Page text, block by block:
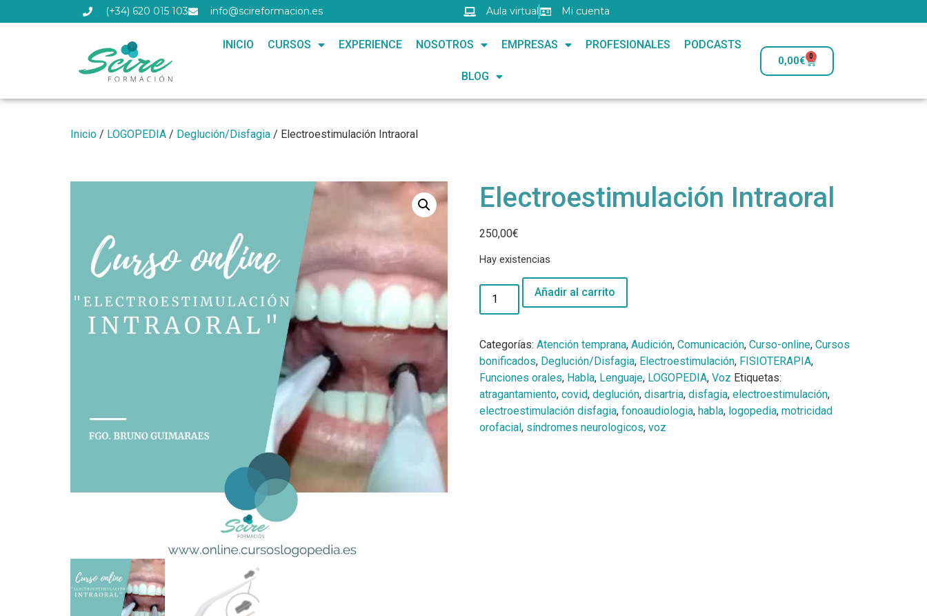
(+34) 620 015 103 info@scireformacion.es Aula virtual Mi cuenta
INICIO CURSOS EXPERIENCE NOSOTROS EMPRESAS PROFESIONALES PODCASTS
BLOG
0,00€ 0
Inicio / LOGOPEDIA / Deglución/Disfagia / Electroestimulación Intraoral
Electroestimulación Intraoral
250,00€
Hay existencias
Añadir al carrito
Categorías: Atención temprana, Audición, Comunicación, Curso-online, Cursos
bonificados, Deglución/Disfagia, Electroestimulación, FISIOTERAPIA,
Funciones orales, Habla, Lenguaje, LOGOPEDIA, Voz Etiquetas:
atragantamiento, covid, deglución, disartria, disfagia, electroestimulación,
electroestimulación disfagia, fonoaudiologia, habla, logopedia, motricidad
orofacial, síndromes neurologicos, voz